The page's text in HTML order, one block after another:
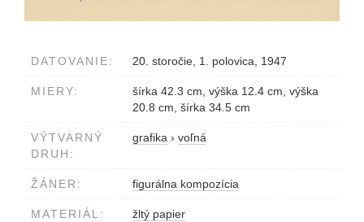
DATOVANIE: 20. storočie, 1. polovica, 1947
MIERY:
šírka 42.3 cm, výška 12.4 cm, výška
20.8 cm, šírka 34.5 cm
VÝTVARNÝ
DRUH:
grafika › voľná
ŽÁNER: figurálna kompozícia
MATERIÁL: žltý papier